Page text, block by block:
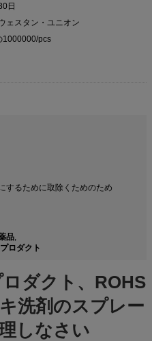
日
ェスタン・ユニオン
1000000/pcs
するために取除くためのため
品,
ロダクト
ダクト、ROHS
洗剤のスプレー
しなさい